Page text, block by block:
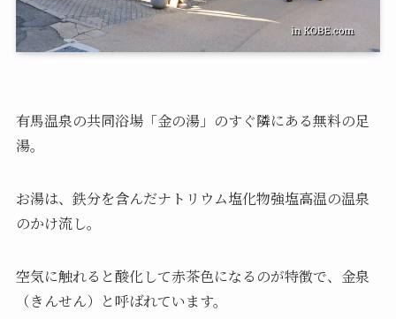
有馬温泉の共同浴場「金の湯」のすぐ隣にある無料の足
湯。
お湯は、鉄分を含んだナトリウム塩化物強塩高温の温泉
のかけ流し。
空気に触れると酸化して赤茶色になるのが特徴で、金泉
（きんせん）と呼ばれています。